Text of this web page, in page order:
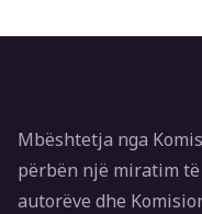
Mbështetja nga
përbën një miratim
autorëve dhe